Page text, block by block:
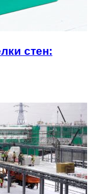
стен: